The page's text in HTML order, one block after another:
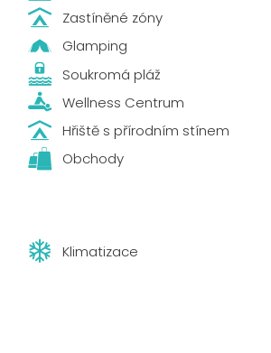
Zastíněné zóny
Glamping
Soukromá pláž
Wellness Centrum
Hřiště s přírodním stínem
Obchody
Klimatizace